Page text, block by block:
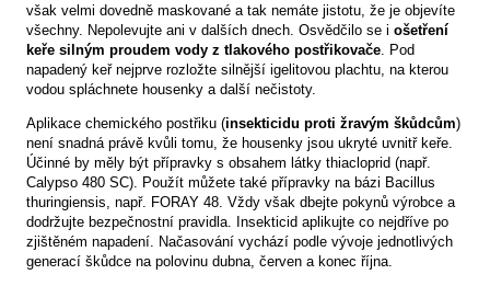
však velmi dovedně maskované a tak nemáte jistotu, že je objevíte
všechny. Nepolevujte ani v dalších dnech. Osvědčilo se i ošetření
keře silným proudem vody z tlakového postřikovače . Pod
napadený keř nejprve rozložte silnější igelitovou plachtu, na kterou
vodou spláchnete housenky a další nečistoty.
Aplikace chemického postřiku (insekticidu proti žravým škůdcům)
není snadná právě kvůli tomu, že housenky jsou ukryté uvnitř keře.
Účinné by měly být přípravky s obsahem látky thiacloprid (např.
Calypso 480 SC). Použít můžete také přípravky na bázi Bacillus
thuringiensis, např. FORAY 48. Vždy však dbejte pokynů výrobce a
dodržujte bezpečnostní pravidla. Insekticid aplikujte co nejdříve po
zjištěném napadení. Načasování vychází podle vývoje jednotlivých
generací škůdce na polovinu dubna, červen a konec října.